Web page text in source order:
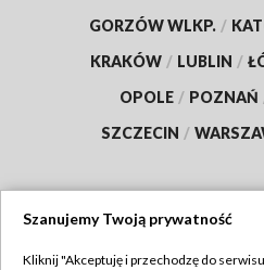
GORZÓW WLKP. /
KRAKÓW / LUBLIN /
OPOLE / POZNAŃ
SZCZECIN /
Szanujemy Twoją prywatność
Kliknij "Akceptuję i przechodzę do